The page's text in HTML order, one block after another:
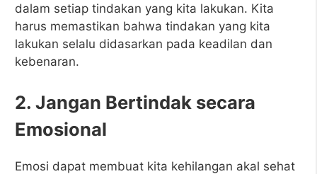
dalam setiap tindakan yang kita lakukan. Kita
harus memastikan bahwa tindakan yang kita
lakukan selalu didasarkan pada keadilan dan
kebenaran.
2. Jangan Bertindak secara
Emosional
Emosi dapat membuat kita kehilangan akal sehat